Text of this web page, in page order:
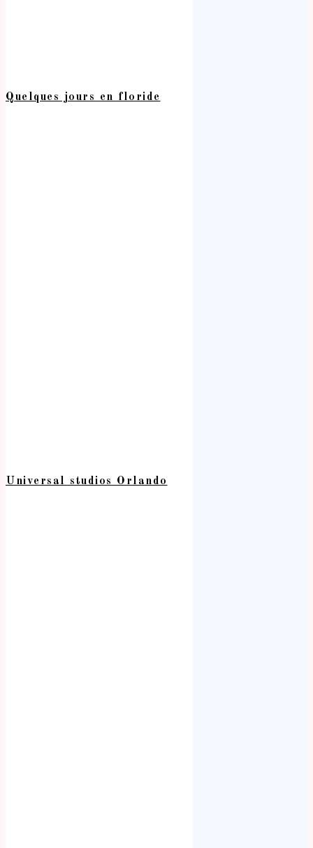
Quelques jours en floride
Universal studios Orlando